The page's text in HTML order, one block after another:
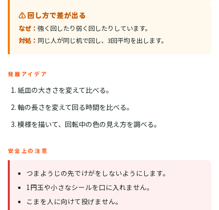
⚠️ 回し方で差が出る
なぜ： 強く回したり弱く回したりしています。
対処： 同じ人が同じ机で回し、3回平均を出します。
発展アイデア
紙皿の大きさを変えて比べる。
軸の長さを変えて回る時間を比べる。
模様を描いて、回転中の色の見え方を調べる。
安全上の注意
つまようじの先でけがをしないようにします。
1円玉や小さなシールを口に入れません。
こまを人に向けて投げません。